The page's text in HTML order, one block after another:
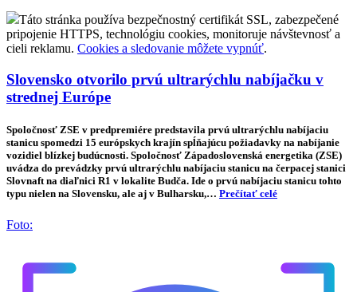
Táto stránka používa bezpečnostný certifikát SSL, zabezpečené
pripojenie HTTPS, technológiu cookies, monitoruje návštevnosť a
cieli reklamu. Cookies a sledovanie môžete vypnúť.
Slovensko otvorilo prvú ultrarýchlu nabíjačku v
strednej Európe
Spoločnosť ZSE v predpremiére predstavila prvú ultrarýchlu nabíjaciu
stanicu spomedzi 15 európskych krajín spĺňajúcu požiadavky na nabíjanie
vozidiel blízkej budúcnosti. Spoločnosť Západoslovenská energetika (ZSE)
uvádza do prevádzky prvú ultrarýchlu nabíjaciu stanicu na čerpacej stanici
Slovnaft na diaľnici R1 v lokalite Budča. Ide o prvú nabíjaciu stanicu tohto
typu nielen na Slovensku, ale aj v Bulharsku,… Prečítať celé
Foto: